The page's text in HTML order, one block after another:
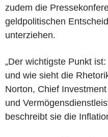
zudem die
geldpolitischen
unterziehen.
„Der wichtigste Punkt
und wie sieht die
Norton, Chief
und
beschreibt sie die